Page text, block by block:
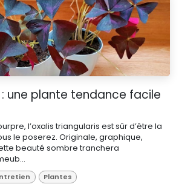
une plante tendance facile
l’oxalis triangularis est sûr d’être la
le poserez. Originale, graphique,
beauté sombre tranchera
Plantes